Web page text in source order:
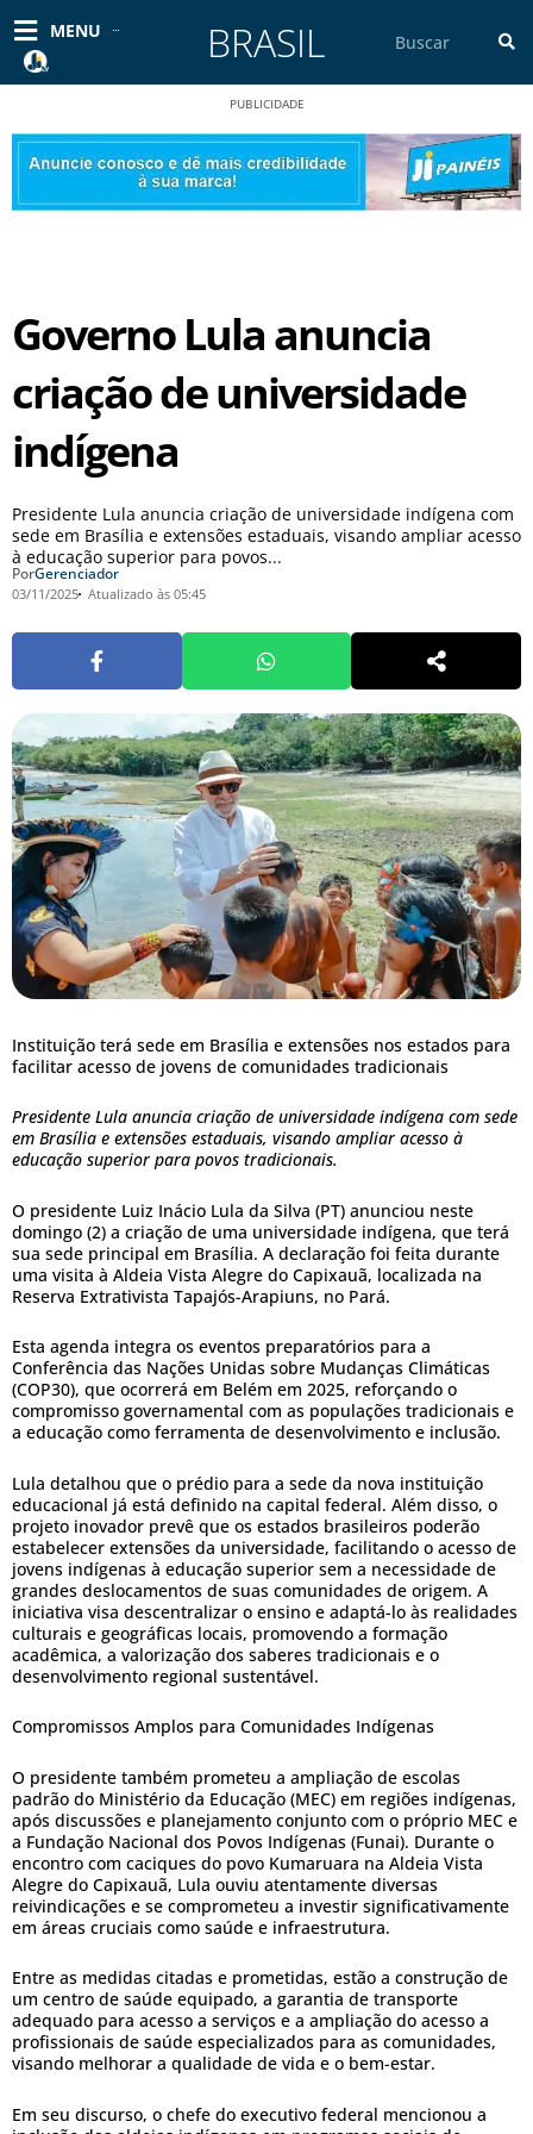
para
conteúdo
MENU BRASIL
PUBLICIDADE
Governo Lula anuncia
criação de universidade
indígena
Presidente Lula anuncia criação de universidade indígena com
sede em Brasília e extensões estaduais, visando ampliar acesso
à educação superior para povos...
PorGerenciador
03/11/2025 Atualizado às 05:45
Instituição terá sede em Brasília e extensões nos estados para
facilitar acesso de jovens de comunidades tradicionais
Presidente Lula anuncia criação de universidade indígena com sede
em Brasília e extensões estaduais, visando ampliar acesso à
educação superior para povos tradicionais.
O presidente Luiz Inácio Lula da Silva (PT) anunciou neste
domingo (2) a criação de uma universidade indígena, que terá
sua sede principal em Brasília. A declaração foi feita durante
uma visita à Aldeia Vista Alegre do Capixauã, localizada na
Reserva Extrativista Tapajós-Arapiuns, no Pará.
Esta agenda integra os eventos preparatórios para a
Conferência das Nações Unidas sobre Mudanças Climáticas
(COP30), que ocorrerá em Belém em 2025, reforçando o
compromisso governamental com as populações tradicionais e
a educação como ferramenta de desenvolvimento e inclusão.
Lula detalhou que o prédio para a sede da nova instituição
educacional já está definido na capital federal. Além disso, o
projeto inovador prevê que os estados brasileiros poderão
estabelecer extensões da universidade, facilitando o acesso de
jovens indígenas à educação superior sem a necessidade de
grandes deslocamentos de suas comunidades de origem. A
iniciativa visa descentralizar o ensino e adaptá-lo às realidades
culturais e geográficas locais, promovendo a formação
acadêmica, a valorização dos saberes tradicionais e o
desenvolvimento regional sustentável.
Compromissos Amplos para Comunidades Indígenas
O presidente também prometeu a ampliação de escolas
padrão do Ministério da Educação (MEC) em regiões indígenas,
após discussões e planejamento conjunto com o próprio MEC e
a Fundação Nacional dos Povos Indígenas (Funai). Durante o
encontro com caciques do povo Kumaruara na Aldeia Vista
Alegre do Capixauã, Lula ouviu atentamente diversas
reivindicações e se comprometeu a investir significativamente
em áreas cruciais como saúde e infraestrutura.
Entre as medidas citadas e prometidas, estão a construção de
um centro de saúde equipado, a garantia de transporte
adequado para acesso a serviços e a ampliação do acesso a
profissionais de saúde especializados para as comunidades,
visando melhorar a qualidade de vida e o bem-estar.
Em seu discurso, o chefe do executivo federal mencionou a